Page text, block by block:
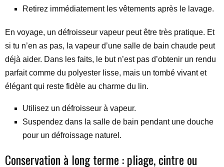
Retirez immédiatement les vêtements après le lavage.
En voyage, un défroisseur vapeur peut être très pratique. Et
si tu n’en as pas, la vapeur d’une salle de bain chaude peut
déjà aider. Dans les faits, le but n’est pas d’obtenir un rendu
parfait comme du polyester lisse, mais un tombé vivant et
élégant qui reste fidèle au charme du lin.
Utilisez un défroisseur à vapeur.
Suspendez dans la salle de bain pendant une douche
pour un défroissage naturel.
Conservation à long terme : pliage, cintre ou